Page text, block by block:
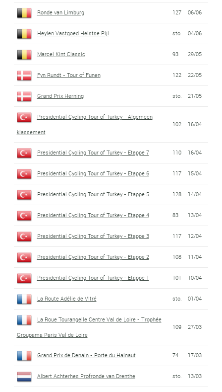
Ronde van Limburg 127 06/06
Heylen Vastgoed Heistse Pijl sto. 04/06
Marcel Kint Classic 93 29/05
Fyn Rundt - Tour of Funen 122 22/05
Grand Prix Herning sto. 21/05
Presidential Cycling Tour of Turkey - Algemeen
klassement
102 16/04
Presidential Cycling Tour of Turkey - Etappe 7 110 16/04
Presidential Cycling Tour of Turkey - Etappe 6 117 15/04
Presidential Cycling Tour of Turkey - Etappe 5 128 14/04
Presidential Cycling Tour of Turkey - Etappe 4 83 13/04
Presidential Cycling Tour of Turkey - Etappe 3 117 12/04
Presidential Cycling Tour of Turkey - Etappe 2 108 11/04
Presidential Cycling Tour of Turkey - Etappe 1 101 10/04
La Route Adélie de VItré sto. 01/04
La Roue Tourangelle Centre Val de Loire - Trophée
Groupama Paris Val de Loire
109 27/03
Grand Prix de Denain - Porte du Hainaut 74 17/03
Albert Achterhes Profronde van Drenthe sto. 13/03